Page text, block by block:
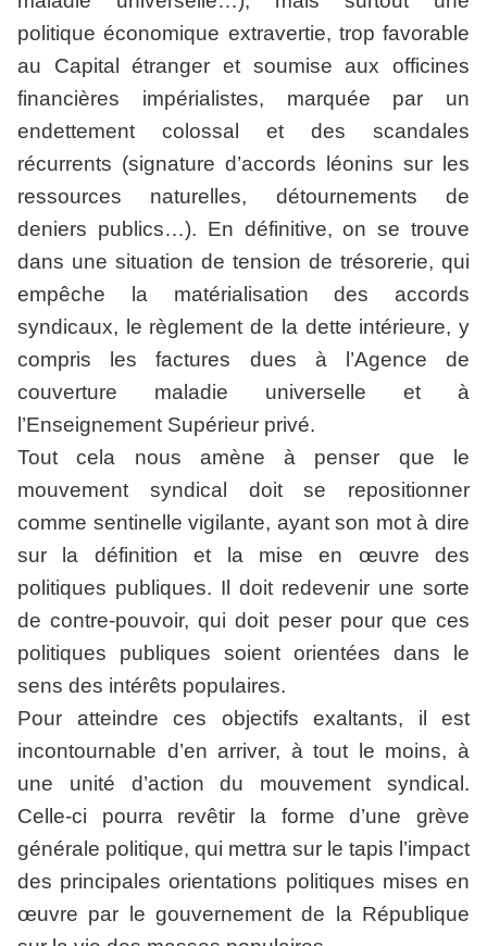
politique économique extravertie, trop favorable
au Capital étranger et soumise aux officines
financières impérialistes, marquée par un
endettement colossal et des scandales
récurrents (signature d’accords léonins sur les
ressources naturelles, détournements de
deniers publics…). En définitive, on se trouve
dans une situation de tension de trésorerie, qui
empêche la matérialisation des accords
syndicaux, le règlement de la dette intérieure, y
compris les factures dues à l’Agence de
couverture maladie universelle et à
l’Enseignement Supérieur privé.
Tout cela nous amène à penser que le
mouvement syndical doit se repositionner
comme sentinelle vigilante, ayant son mot à dire
sur la définition et la mise en œuvre des
politiques publiques. Il doit redevenir une sorte
de contre-pouvoir, qui doit peser pour que ces
politiques publiques soient orientées dans le
sens des intérêts populaires.
Pour atteindre ces objectifs exaltants, il est
incontournable d’en arriver, à tout le moins, à
une unité d’action du mouvement syndical.
Celle-ci pourra revêtir la forme d’une grève
générale politique, qui mettra sur le tapis l’impact
des principales orientations politiques mises en
œuvre par le gouvernement de la République